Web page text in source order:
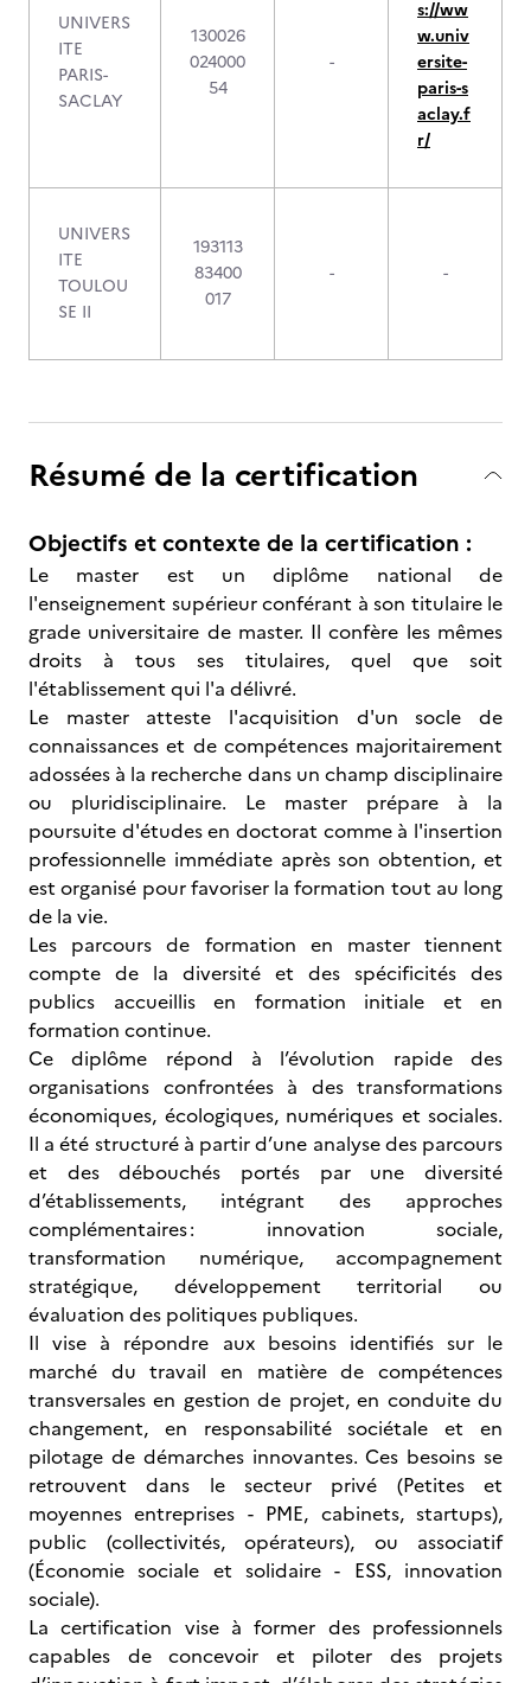
UNIVERS
ITE
PARIS-
SACLAY
130026
024000
54
-
s://ww
w.univ
ersite-
paris-s
aclay.f
r/
UNIVERS
ITE
TOULOU
SE II
193113
83400
017
- -
Résumé de la certification
Objectifs et contexte de la certification :
Le master est un diplôme national de
l'enseignement supérieur conférant à son titulaire le
grade universitaire de master. Il confère les mêmes
droits à tous ses titulaires, quel que soit
l'établissement qui l'a délivré.
Le master atteste l'acquisition d'un socle de
connaissances et de compétences majoritairement
adossées à la recherche dans un champ disciplinaire
ou pluridisciplinaire. Le master prépare à la
poursuite d'études en doctorat comme à l'insertion
professionnelle immédiate après son obtention, et
est organisé pour favoriser la formation tout au long
de la vie.
Les parcours de formation en master tiennent
compte de la diversité et des spécificités des
publics accueillis en formation initiale et en
formation continue.
Ce diplôme répond à l’évolution rapide des
organisations confrontées à des transformations
économiques, écologiques, numériques et sociales.
Il a été structuré à partir d’une analyse des parcours
et des débouchés portés par une diversité
d’établissements, intégrant des approches
complémentaires : innovation sociale,
transformation numérique, accompagnement
stratégique, développement territorial ou
évaluation des politiques publiques.
Il vise à répondre aux besoins identifiés sur le
marché du travail en matière de compétences
transversales en gestion de projet, en conduite du
changement, en responsabilité sociétale et en
pilotage de démarches innovantes. Ces besoins se
retrouvent dans le secteur privé (Petites et
moyennes entreprises - PME, cabinets, startups),
public (collectivités, opérateurs), ou associatif
(Économie sociale et solidaire - ESS, innovation
sociale).
La certification vise à former des professionnels
capables de concevoir et piloter des projets